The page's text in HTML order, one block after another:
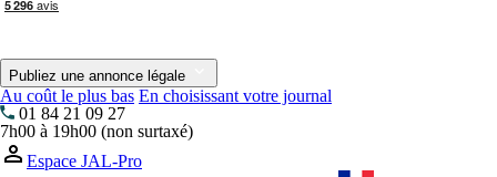
Publiez une annonce légale
Au coût le plus bas En choisissant votre journal
01 84 21 09 27
7h00 à 19h00 (non surtaxé)
Espace JAL-Pro